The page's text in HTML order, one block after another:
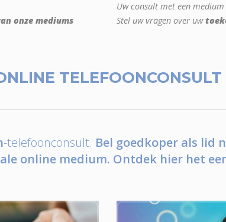
onze mediums
Uw consult met een
Stel uw vragen over uw
TELEFOONCONSULT
-telefoonconsult. Bel goedkoper als lid
online medium. Ontdek hier het